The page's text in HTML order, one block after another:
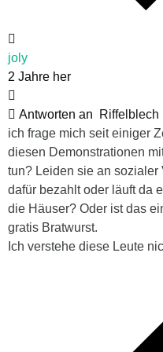
joly
2 Jahre her
Antworten an
Riffelblech
ich frage mich seit einiger
diesen Demonstrationen
tun? Leiden sie an
dafür bezahlt oder läuft da
die Häuser? Oder ist das
gratis Bratwurst.
Ich verstehe diese Leute